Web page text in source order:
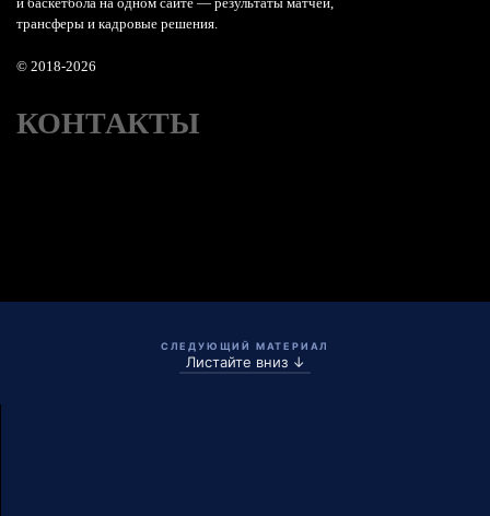
трансферы и кадровые решения.
© 2018-2026
КОНТАКТЫ
СЛЕДУЮЩИЙ МАТЕРИАЛ
Листайте вниз ↓